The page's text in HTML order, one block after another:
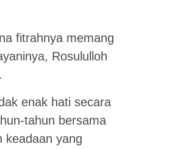
fitrahnya memang
Rosululloh
enak hati secara
tahun bersama
keadaan yang